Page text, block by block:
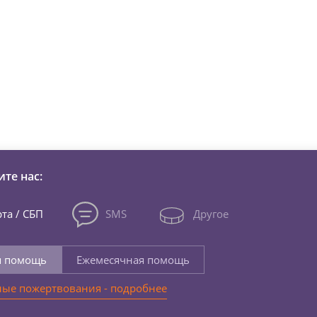
нас:
/ СБП SMS Другое
помощь
Ежемесячная помощь
пожертвования - подробнее